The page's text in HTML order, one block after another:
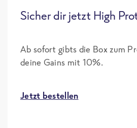
Sicher dir jetzt High
Ab sofort gibts die Box zum
deine Gains mit 10%.
Jetzt bestellen